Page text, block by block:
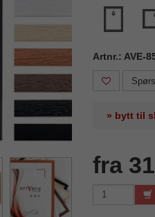
Artnr.: AVE-
» bytt til
fra